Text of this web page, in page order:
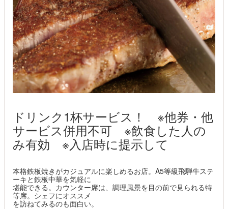
ドリンク1杯サービス！ ※他券・他
サービス併用不可 ※飲食した人の
み有効 ※入店時に提示して
本格鉄板焼きがカジュアルに楽しめるお店。A5等級飛騨牛ステ
ーキと鉄板中華を気軽に
堪能できる。カウンター席は、調理風景を目の前で見られる特
等席。シェフにオススメ
を訪ねてみるのも面白い。